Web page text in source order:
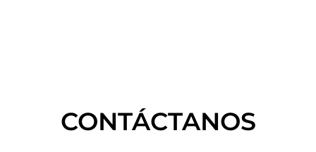
CONTÁCTANOS